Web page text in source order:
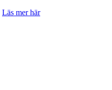
Läs mer här